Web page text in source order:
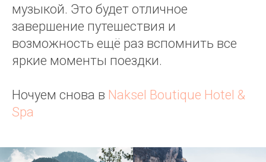
музыкой. Это будет отличное
завершение путешествия и
возможность ещё раз вспомнить все
яркие моменты поездки.
Ночуем снова в Naksel Boutique Hotel &
Spa